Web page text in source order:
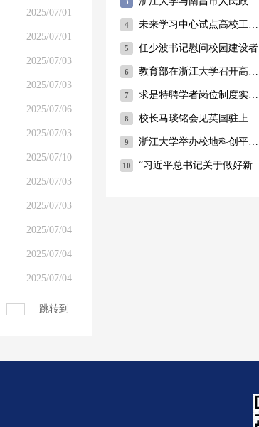
2025/07/01
2025/07/01
2025/07/03
2025/07/03
2025/07/06
2025/07/03
2025/07/10
2025/07/03
2025/07/03
2025/07/04
2025/07/04
2025/07/04
跳转到